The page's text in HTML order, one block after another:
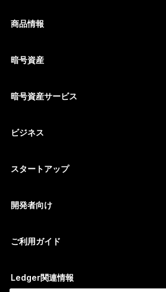
商品情報
コールド ウォレット
Ledger Stax
Ledger Nano Classics
セット商品
全ての商品
暗号資産
Ethereumウォレット
Cardanoウォレット
Moneroウォレット
暗号資産一覧を見る
暗号資産サービス
暗号資産を購入
暗号資産をスワップ
ビジネス
スタートアップ
開発者向け
ご利用ガイド
対応ウォレットとサービス
Ledger関連情報